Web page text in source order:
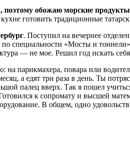
поэтому обожаю морские продукты
готовить традиционные
. Поступил на вечернее
по специальности «Мосты и
— не мое. Решил год искать
на парикмахера, повара или
а едят три раза в день. Ты
палец вверх. Так я пошел
к сопромату и высшей
В общем, одно